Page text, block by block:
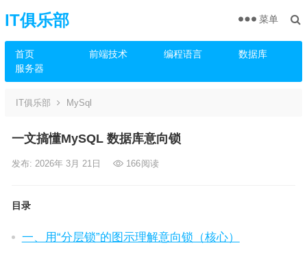
IT俱乐部
首页 前端技术 编程语言
数据库
服务器
菜单
IT俱乐部 MySql
一文搞懂MySQL 数据库意向锁
发布: 2026年 3月 21日 166阅读
目录
一、用“分层锁”的图示理解意向锁（核心）